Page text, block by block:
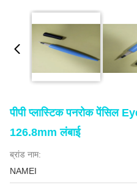
पीपी प्लास्टिक पनरोक पेंसिल
126.8mm लंबाई
ब्रांड नाम:
NAMEI